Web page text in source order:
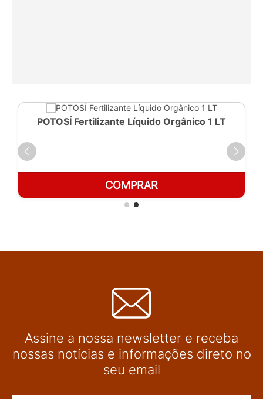
POTOSÍ Fertilizante Líquido Orgânico 1 LT
COMPRAR
Assine a nossa newsletter e receba
nossas notícias e informações direto no
seu email